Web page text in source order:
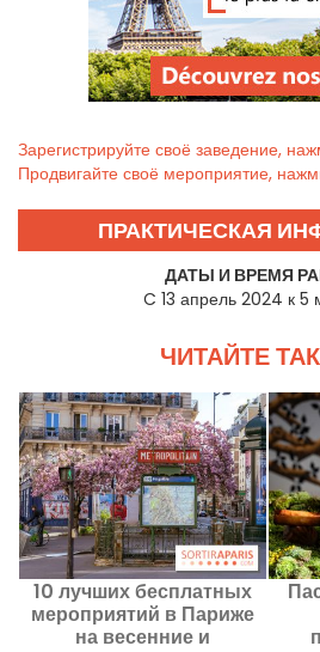
Зарегистрируйте своё заведение,
Продвигайте своё мероприятие,
ПРАКТИЧЕСКАЯ
ДАТЫ И ВРЕМЯ
C 13 апрель 2024 к 5
ЧИТАЙТЕ
10 лучших бесплатных
мероприятий в Париже
на весенние и